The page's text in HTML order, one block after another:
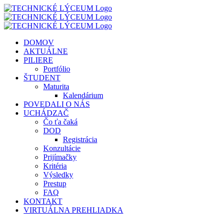
Skip
to
content
DOMOV
AKTUÁLNE
PILIERE
Portfólio
ŠTUDENT
Maturita
Kalendárium
POVEDALI O NÁS
UCHÁDZAČ
Čo ťa čaká
DOD
Registrácia
Konzultácie
Prijímačky
Kritéria
Výsledky
Prestup
FAQ
KONTAKT
VIRTUÁLNA PREHLIADKA